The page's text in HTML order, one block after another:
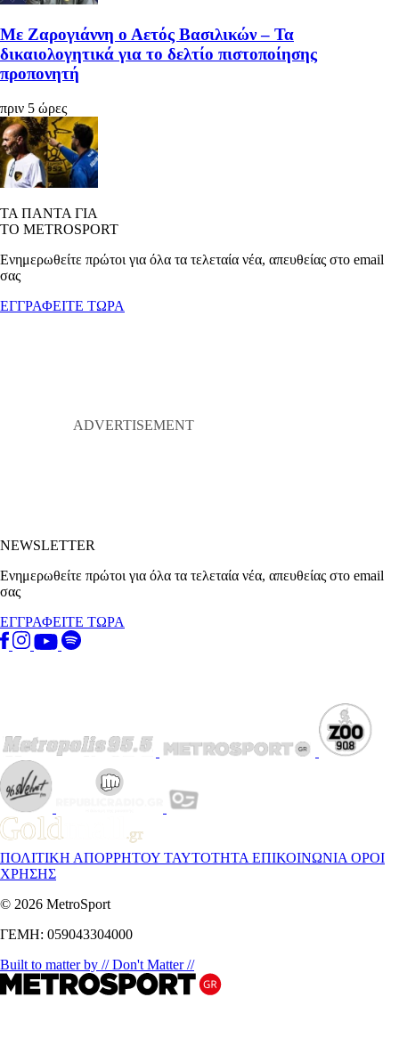
Με Ζαρογιάννη ο Αετός Βασιλικών – Τα
δικαιολογητικά για το δελτίο πιστοποίησης
προπονητή
πριν 5 ώρες
ΤΑ ΠΑΝΤΑ ΓΙΑ
ΤΟ METROSPORT
Ενημερωθείτε πρώτοι για όλα τα τελεταία νέα, απευθείας στο email
σας
ΕΓΓΡΑΦΕΙΤΕ ΤΩΡΑ
NEWSLETTER
Ενημερωθείτε πρώτοι για όλα τα τελεταία νέα, απευθείας στο email
σας
ΕΓΓΡΑΦΕΙΤΕ ΤΩΡΑ
ΠΟΛΙΤΙΚΗ ΑΠΟΡΡΗΤΟΥ ΤΑΥΤΟΤΗΤΑ ΕΠΙΚΟΙΝΩΝΙΑ ΟΡΟΙ
ΧΡΗΣΗΣ
© 2026 MetroSport
ΓΕΜΗ: 059043304000
Built to matter by // Don't Matter //